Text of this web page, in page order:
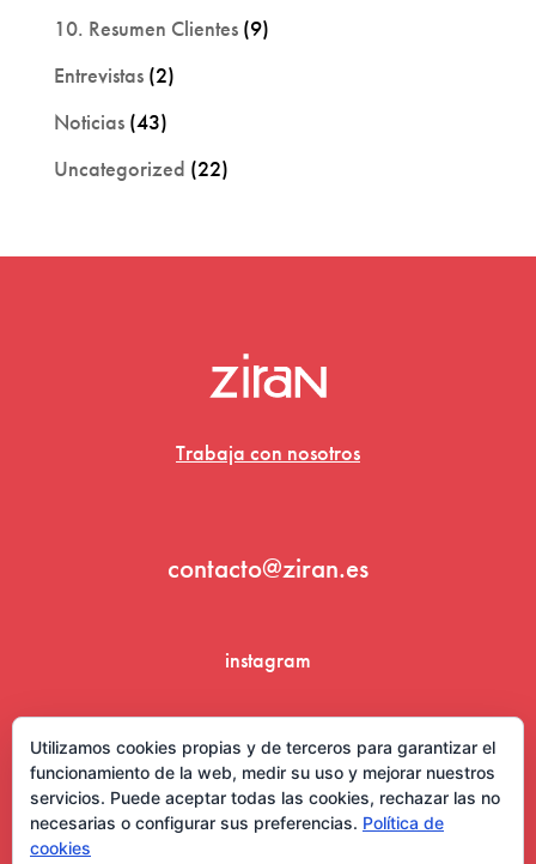
10. Resumen Clientes(9)
Entrevistas(2)
Noticias(43)
Uncategorized (22)
Trabaja con nosotros
contacto@ziran.es
instagram
Utilizamos cookies propias y de terceros para garantizar el
funcionamiento de la web, medir su uso y mejorar nuestros
servicios. Puede aceptar todas las cookies, rechazar las no
necesarias o configurar sus preferencias. Política de
cookies